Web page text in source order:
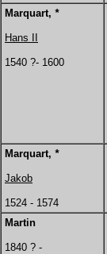
Marquart, *
Hans II
1540 ?- 1600
Marquart, *
Jakob
1524 - 1574
Martin
1840 ? -